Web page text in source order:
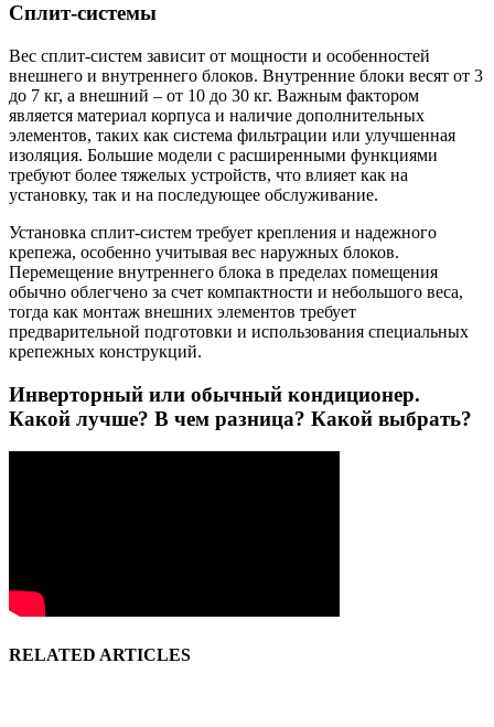
Сплит-системы
Вес сплит-систем зависит от мощности и особенностей
внешнего и внутреннего блоков. Внутренние блоки весят от 3
до 7 кг, а внешний – от 10 до 30 кг. Важным фактором
является материал корпуса и наличие дополнительных
элементов, таких как система фильтрации или улучшенная
изоляция. Большие модели с расширенными функциями
требуют более тяжелых устройств, что влияет как на
установку, так и на последующее обслуживание.
Установка сплит-систем требует крепления и надежного
крепежа, особенно учитывая вес наружных блоков.
Перемещение внутреннего блока в пределах помещения
обычно облегчено за счет компактности и небольшого веса,
тогда как монтаж внешних элементов требует
предварительной подготовки и использования специальных
крепежных конструкций.
Инверторный или обычный кондиционер.
Какой лучше? В чем разница? Какой выбрать?
RELATED ARTICLES